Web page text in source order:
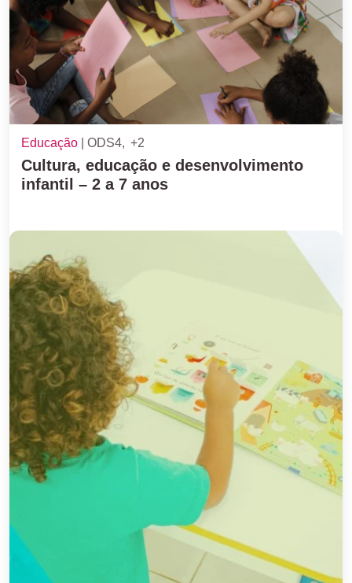
Educação ODS4 +2
Cultura, educação e desenvolvimento
infantil – 2 a 7 anos